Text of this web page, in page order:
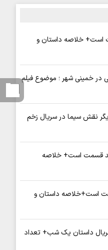
است+ خلاصه داستان و
در خمینی شهر ؛ موضوع فیلم
نقش سیما در سریال زخم
قسمت است+ خلاصه
است+خلاصه داستان و
داستان یک شب+ تعداد